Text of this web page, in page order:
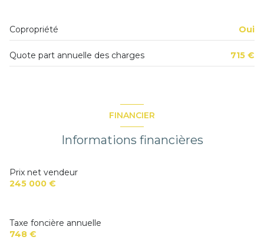
balcon
balcon
Copropriété Oui
Quote part annuelle des charges 715 €
FINANCIER
Informations financières
Prix net vendeur
245 000 €
Taxe foncière annuelle
748 €